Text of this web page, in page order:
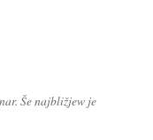
Še najbližjew je